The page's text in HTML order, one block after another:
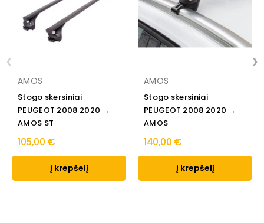
AMOS
Stogo skersiniai
PEUGEOT 2008 2020 →
AMOS ST
105,00 €
Į krepšelį
AMOS
Stogo skersiniai
PEUGEOT 2008 2020 →
AMOS
140,00 €
Į krepšelį
‹ ›